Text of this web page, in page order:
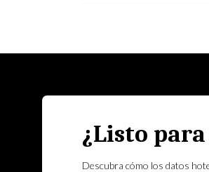
¿Listo
Descubra cómo los datos